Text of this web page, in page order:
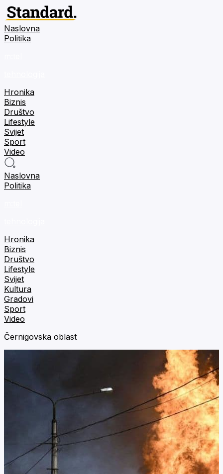
Naslovna
Politika
Hronika
Biznis
Društvo
Lifestyle
Svijet
Sport
Video
Naslovna
Politika
Hronika
Biznis
Društvo
Lifestyle
Svijet
Kultura
Gradovi
Sport
Video
Černigovska oblast